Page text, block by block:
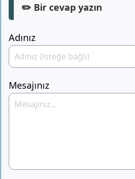
✏️ Bir cevap yazın
Adınız
Mesajınız